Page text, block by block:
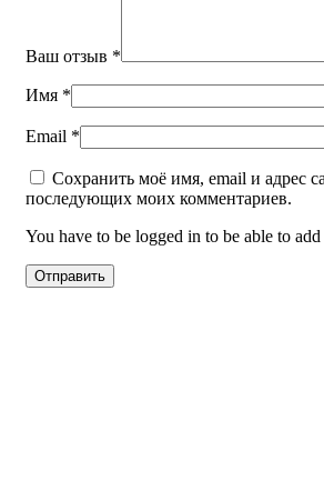
Ваш отзыв *
Имя *
Email *
Сохранить моё имя, email и адрес
последующих моих комментариев.
You have to be logged in to be able to